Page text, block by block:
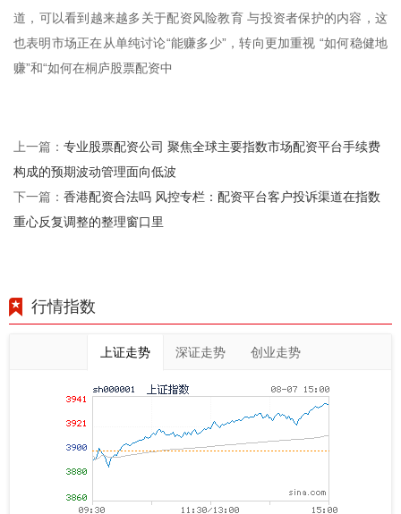
道，可以看到越来越多关于配资风险教育 与投资者保护的内容，这
也表明市场正在从单纯讨论“能赚多少”，转向更加重视 “如何稳健地
赚”和“如何在桐庐股票配资中
上一篇： 专业股票配资公司 聚焦全球主要指数市场配资平台手续费
构成的预期波动管理面向低波
下一篇： 香港配资合法吗 风控专栏：配资平台客户投诉渠道在指数
重心反复调整的整理窗口里
行情指数
上证走势 深证走势 创业走势